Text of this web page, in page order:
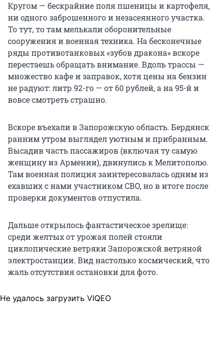
Кругом — бескрайние поля пшеницы и картофеля,
ни одного заброшенного и незасеянного участка.
То тут, то там мелькали оборонительные
сооружения и военная техника. На бесконечные
ряды противотанковых «зубов дракона» вскоре
перестаешь обращать внимание. Вдоль трассы —
множество кафе и заправок, хотя цены на бензин
не радуют: литр 92-го — от 60 рублей, а на 95-й и
вовсе смотреть страшно.
Вскоре въехали в Запорожскую область. Бердянск
ранним утром выглядел уютным и прибранным.
Высадив часть пассажиров (включая ту самую
женщину из Армении), двинулись к Мелитополю.
Там военная полиция заинтересовалась одним из
ехавших с нами участником СВО, но в итоге после
проверки документов отпустила.
Дальше открылось фантастическое зрелище:
среди желтых от урожая полей стояли
циклопические ветряки Запорожской ветряной
электростанции. Вид настолько космический, что
жаль отсутствия остановки для фото.
Не удалось загрузить VIQEO